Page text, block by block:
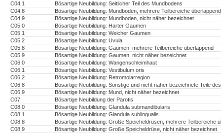
C04.1
Bösartige Neubildung: Seitlicher Teil des Mundbodens
C04.8
Bösartige Neubildung: Mundboden, mehrere Teilbereiche überlappend
C04.9
Bösartige Neubildung: Mundboden, nicht näher bezeichnet
C05.0
Bösartige Neubildung: Harter Gaumen
C05.1
Bösartige Neubildung: Weicher Gaumen
C05.2
Bösartige Neubildung: Uvula
C05.8
Bösartige Neubildung: Gaumen, mehrere Teilbereiche überlappend
C05.9
Bösartige Neubildung: Gaumen, nicht näher bezeichnet
C06.0
Bösartige Neubildung: Wangenschleimhaut
C06.1
Bösartige Neubildung: Vestibulum oris
C06.2
Bösartige Neubildung: Retromolarregion
C06.8
Bösartige Neubildung: Sonstige und nicht näher bezeichnete Teile
C06.9
Bösartige Neubildung: Mund, nicht näher bezeichnet
C07
Bösartige Neubildung der Parotis
C08.0
Bösartige Neubildung: Glandula submandibularis
C08.1
Bösartige Neubildung: Glandula sublingualis
C08.8
Bösartige Neubildung: Große Speicheldrüsen, mehrere Teilbereiche
C08.9
Bösartige Neubildung: Große Speicheldrüse, nicht näher bezeichnet